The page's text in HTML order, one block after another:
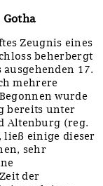
Gotha
Zeugnis eines
beherbergt
17.
mehrere
wurde
bereits unter
Altenburg (reg.
ließ einige dieser
sehr
der